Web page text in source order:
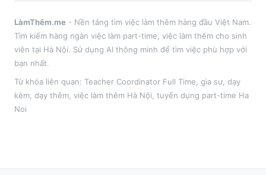
LàmThêm.me - Nền tảng tìm việc làm thêm hàng đầu Việt Nam.
Tìm kiếm hàng ngàn việc làm part-time, việc làm thêm cho sinh
viên tại Hà Nội. Sử dụng AI thông minh để tìm việc phù hợp với
bạn nhất.
Từ khóa liên quan: Teacher Coordinator Full Time gia sư, dạy
kèm, dạy thêm , việc làm thêm Hà Nội , tuyển dụng part-time Ha
Noi